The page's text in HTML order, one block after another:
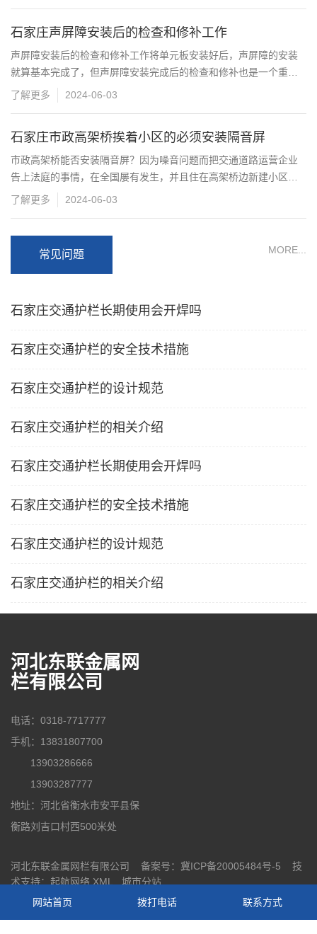
石家庄声屏障安装后的检查和修补工作
声屏障安装后的检查和修补工作将单元板安装好后，声屏障的安装
就算基本完成了，但声屏障安装完成后的检查和修补也是一个重要
的步···
了解更多 2024-06-03
石家庄市政高架桥挨着小区的必须安装隔音屏
市政高架桥能否安装隔音屏？因为噪音问题而把交通道路运营企业
告上法庭的事情，在全国屡有发生，并且住在高架桥边新建小区每
年都···
了解更多 2024-06-03
常见问题 MORE...
石家庄交通护栏长期使用会开焊吗
石家庄交通护栏的安全技术措施
石家庄交通护栏的设计规范
石家庄交通护栏的相关介绍
石家庄交通护栏长期使用会开焊吗
石家庄交通护栏的安全技术措施
石家庄交通护栏的设计规范
石家庄交通护栏的相关介绍
河北东联金属网
栏有限公司
电话：0318-7717777
手机：13831807700
13903286666
13903287777
地址：河北省衡水市安平县保
衡路刘吉口村西500米处
河北东联金属网栏有限公司 备案号： 冀ICP备20005484号-5 技
术支持： 起航网络 XML
城市分站
网站首页
拨打电话 联系方式